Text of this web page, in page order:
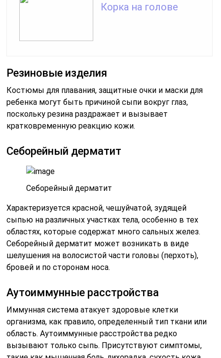
Корка на голове
Резиновые изделия
Костюмы для плавания, защитные очки и маски для
ребенка могут быть причиной сыпи вокруг глаз,
поскольку резина раздражает и вызывает
кратковременную реакцию кожи.
Себорейный дерматит
Себорейный дерматит
Характеризуется красной, чешуйчатой, зудящей
сыпью на различных участках тела, особенно в тех
областях, которые содержат много сальных желез.
Себорейный дерматит может возникать в виде
шелушения на волосистой части головы (перхоть),
бровей и по сторонам носа.
Аутоиммунные расстройства
Иммунная система атакует здоровые клетки
организма, как правило, определенный тип ткани или
область. Аутоиммунные расстройства редко
вызывают только сыпь. Присутствуют симптомы,